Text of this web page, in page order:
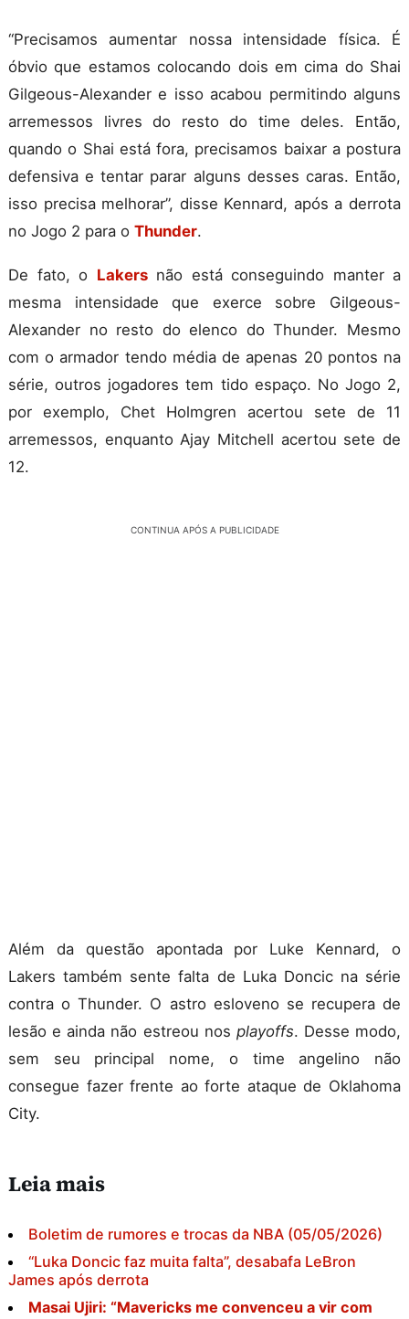
“Precisamos aumentar nossa intensidade física. É
óbvio que estamos colocando dois em cima do Shai
Gilgeous-Alexander e isso acabou permitindo alguns
arremessos livres do resto do time deles. Então,
quando o Shai está fora, precisamos baixar a postura
defensiva e tentar parar alguns desses caras. Então,
isso precisa melhorar”, disse Kennard, após a derrota
no Jogo 2 para o Thunder.
De fato, o Lakersnão está conseguindo manter a
mesma intensidade que exerce sobre Gilgeous-
Alexander no resto do elenco do Thunder. Mesmo
com o armador tendo média de apenas 20 pontos na
série, outros jogadores tem tido espaço. No Jogo 2,
por exemplo, Chet Holmgren acertou sete de 11
arremessos, enquanto Ajay Mitchell acertou sete de
12.
CONTINUA APÓS A PUBLICIDADE
Além da questão apontada por Luke Kennard, o
Lakers também sente falta de Luka Doncic na série
contra o Thunder. O astro esloveno se recupera de
lesão e ainda não estreou nos playoffs. Desse modo,
sem seu principal nome, o time angelino não
consegue fazer frente ao forte ataque de Oklahoma
City.
Leia mais
Boletim de rumores e trocas da NBA (05/05/2026)
“Luka Doncic faz muita falta”, desabafa LeBron
James após derrota
Masai Ujiri: “Mavericks me convenceu a vir com